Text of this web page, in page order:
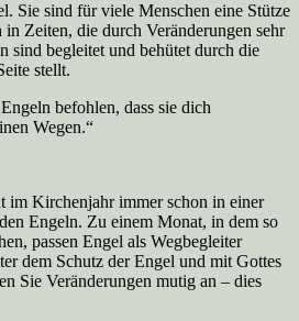
Sie sind für viele Menschen eine Stütze
Zeiten, die durch Veränderungen sehr
sind begleitet und behütet durch die
stellt.
befohlen, dass sie dich
Wegen.“
im Kirchenjahr immer schon in einer
Engeln. Zu einem Monat, in dem so
passen Engel als Wegbegleiter
dem Schutz der Engel und mit Gottes
Sie Veränderungen mutig an – dies